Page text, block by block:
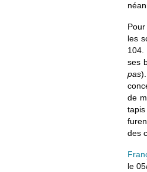
les
104.
ses
pas
de
des
le